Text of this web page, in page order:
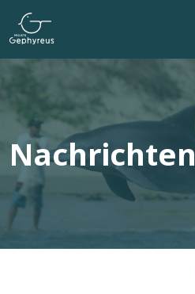
Direkt zum Inhalt
Nachrichten